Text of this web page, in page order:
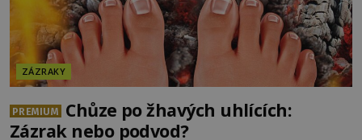
ZÁZRAKY
PREMIUM
Chůze po žhavých uhlících:
Zázrak nebo podvod?